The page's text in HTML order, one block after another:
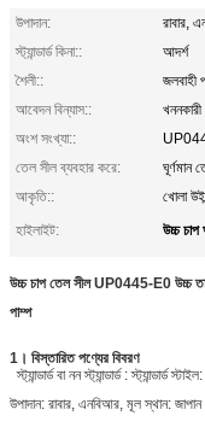
উপাদান:
রাবার,
স্ট্যান্ডার্ড কিনা::
আদর্শ
শৈলী::
জলবাহী
আবেদন বিন্যাস::
খননকারী
অংশ সংখ্যা::
তেল সীল ব্যবহার করে:
ঘূর্ণমান
আকৃতি::
খোলা
হাইলাইট:
উচ্চ চাপ
উচ্চ চাপ তেল সীল UP0445-E0 উচ্চ
পাম্প
1। বিস্তারিত পণ্যের বিবরণ
স্ট্যান্ডার্ড বা ননস্ট্যান্ডার্ড :স্ট্যান্ডার্ডস্টাইল:
উপাদান: রাবার, এনবিআর, মূল স্থান: জাপান